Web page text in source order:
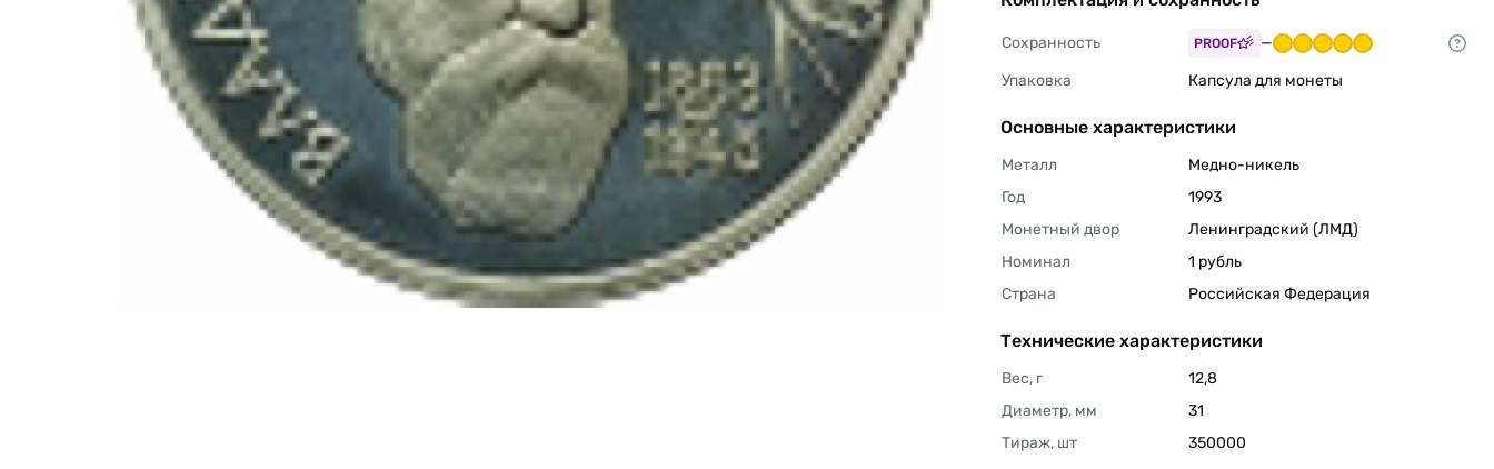
Сохранность PROOF
—
Упаковка
Капсула для монеты
Основные характеристики
Металл
Медно-никель
Год
1993
Монетный двор
Ленинградский (ЛМД)
Номинал
1 рубль
Страна
Российская Федерация
Технические характеристики
Вес, г
12,8
Диаметр, мм
31
Тираж, шт
350000